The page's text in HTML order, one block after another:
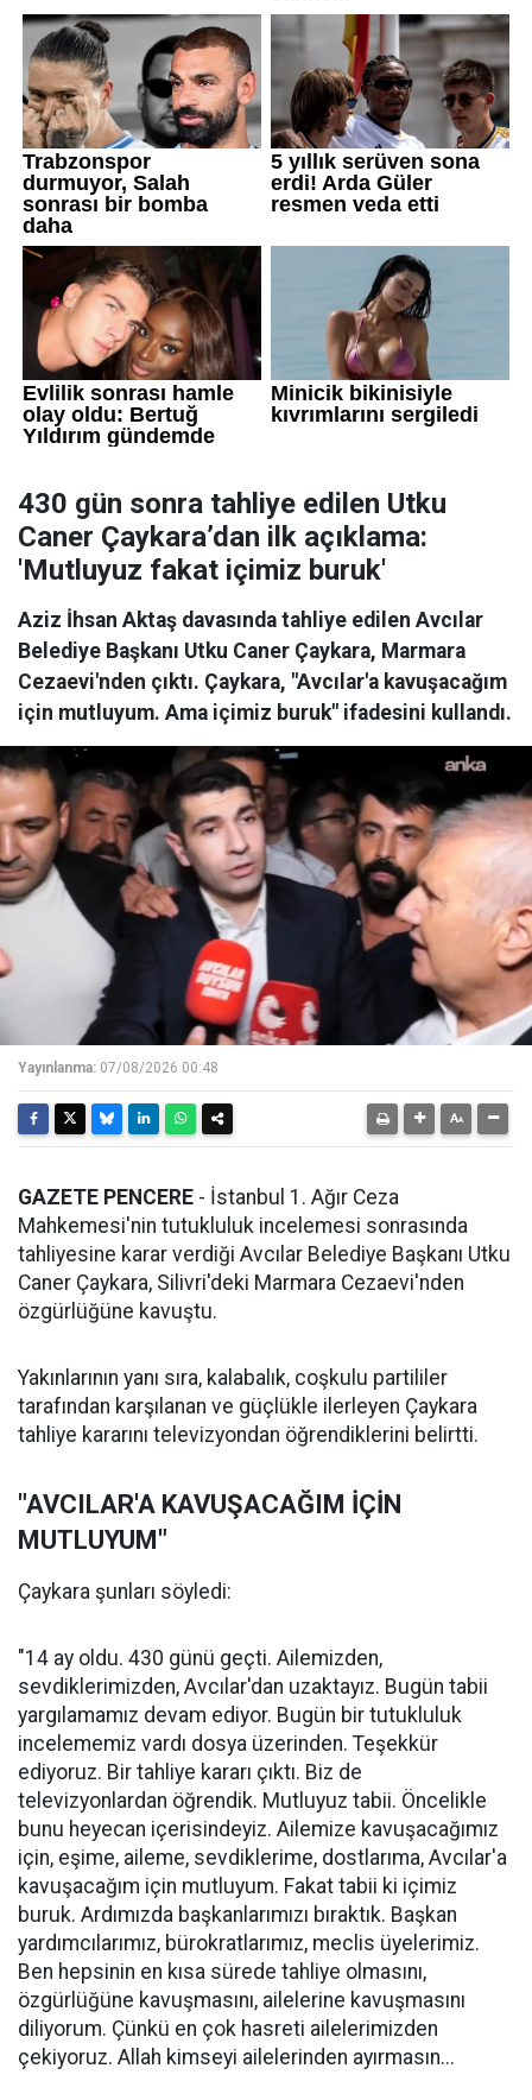
430 gün sonra tahliye edilen Utku
Caner Çaykara’dan ilk açıklama:
'Mutluyuz fakat içimiz buruk'
Aziz İhsan Aktaş davasında tahliye edilen Avcılar
Belediye Başkanı Utku Caner Çaykara, Marmara
Cezaevi'nden çıktı. Çaykara, "Avcılar'a kavuşacağım
için mutluyum. Ama içimiz buruk" ifadesini kullandı.
Yayınlanma: 07/08/2026 00:48
GAZETE PENCERE - İstanbul 1. Ağır Ceza
Mahkemesi'nin tutukluluk incelemesi sonrasında
tahliyesine karar verdiği Avcılar Belediye Başkanı Utku
Caner Çaykara, Silivri'deki Marmara Cezaevi'nden
özgürlüğüne kavuştu.
Yakınlarının yanı sıra, kalabalık, coşkulu partililer
tarafından karşılanan ve güçlükle ilerleyen Çaykara
tahliye kararını televizyondan öğrendiklerini belirtti.
"AVCILAR'A KAVUŞACAĞIM İÇİN
MUTLUYUM"
Çaykara şunları söyledi:
"14 ay oldu. 430 günü geçti. Ailemizden,
sevdiklerimizden, Avcılar'dan uzaktayız. Bugün tabii
yargılamamız devam ediyor. Bugün bir tutukluluk
incelememiz vardı dosya üzerinden. Teşekkür
ediyoruz. Bir tahliye kararı çıktı. Biz de
televizyonlardan öğrendik. Mutluyuz tabii. Öncelikle
bunu heyecan içerisindeyiz. Ailemize kavuşacağımız
için, eşime, aileme, sevdiklerime, dostlarıma, Avcılar'a
kavuşacağım için mutluyum. Fakat tabii ki içimiz
buruk. Ardımızda başkanlarımızı bıraktık. Başkan
yardımcılarımız, bürokratlarımız, meclis üyelerimiz.
Ben hepsinin en kısa sürede tahliye olmasını,
özgürlüğüne kavuşmasını, ailelerine kavuşmasını
diliyorum. Çünkü en çok hasreti ailelerimizden
çekiyoruz. Allah kimseyi ailelerinden ayırmasın...